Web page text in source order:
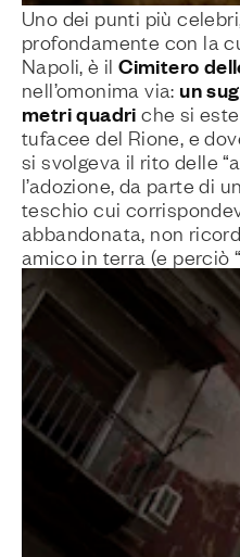
Uno dei punti più
profondamente con la
Napoli, è ilCimitero
nell’omonima via: un
metri quadri che si
tufacee del Rione, e
si svolgeva il rito delle
l’adozione, da parte di
teschio cui
abbandonata, non
amico in terra (e perciò